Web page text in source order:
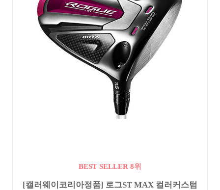
BEST SELLER 8위
[캘러웨이코리아정품] 로그ST MAX 컬러커스텀